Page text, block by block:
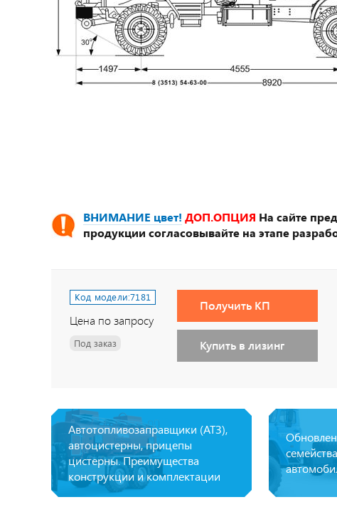
ВНИМАНИЕ цвет! ДОП.ОПЦИЯ На сайте
продукции согласовывайте на этапе
Код модели:7181
Цена по запросу
Под заказ
Получить КП
Купить в лизинг
Автотопливозаправщики (АТЗ),
автоцистерны, прицепы
цистерны. Преимущества
конструкции и комплектации